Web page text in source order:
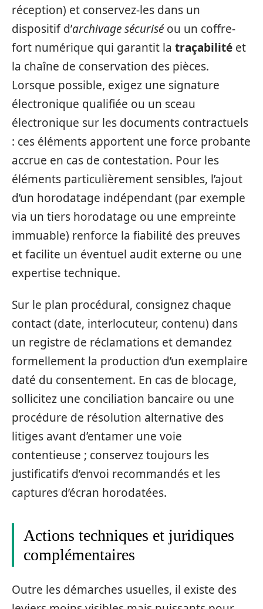
réception) et conservez-les dans un
dispositif d’archivage sécurisé ou un coffre-
fort numérique qui garantit la traçabilité et
la chaîne de conservation des pièces.
Lorsque possible, exigez une signature
électronique qualifiée ou un sceau
électronique sur les documents contractuels
: ces éléments apportent une force probante
accrue en cas de contestation. Pour les
éléments particulièrement sensibles, l’ajout
d’un horodatage indépendant (par exemple
via un tiers horodatage ou une empreinte
immuable) renforce la fiabilité des preuves
et facilite un éventuel audit externe ou une
expertise technique.
Sur le plan procédural, consignez chaque
contact (date, interlocuteur, contenu) dans
un registre de réclamations et demandez
formellement la production d’un exemplaire
daté du consentement. En cas de blocage,
sollicitez une conciliation bancaire ou une
procédure de résolution alternative des
litiges avant d’entamer une voie
contentieuse ; conservez toujours les
justificatifs d’envoi recommandés et les
captures d’écran horodatées.
Actions techniques et juridiques
complémentaires
Outre les démarches usuelles, il existe des